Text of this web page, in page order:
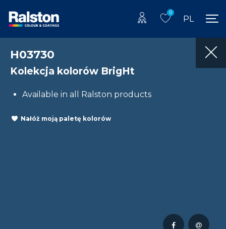
0
PL
H03730
Kolekcja kolorów BrigHt
Available in all Ralston products
Nałóż moją paletę kolorów